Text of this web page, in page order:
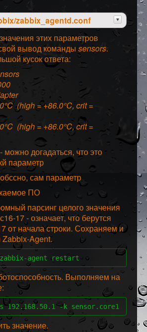
zabbix_agentd.conf
этих параметров
вывод команды sensors.
кусок ответа:
(high = +86.0°C, crit =
(high = +86.0°C, crit =
можно догадаться, что это
параметр
сам параметр
ПО
парсинг целого значения
17 - означает, что берутся
от начала строки. Сохраняем и
Zabbix-Agent.
agent restart
Выполняем на
192.168.50.1 -k sensor.core1
значение.